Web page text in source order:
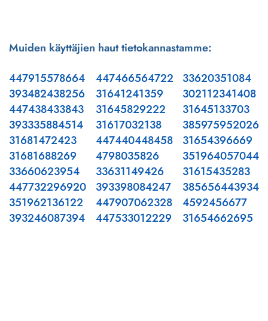
Muiden käyttäjien haut tietokannastamme:
447915578664
393482438256
447438433843
393335884514
31681472423
31681688269
33660623954
447732296920
351962136122
393246087394
447466564722
31641241359
31645829222
31617032138
447440448458
4798035826
33631149426
393398084247
447907062328
447533012229
33620351084
302112341408
31645133703
385975952026
31654396669
351964057044
31615435283
385656443934
4592456677
31654662695